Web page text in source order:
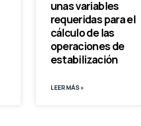
unas variables
requeridas para el
cálculo de las
operaciones de
estabilización
LEER MÁS »